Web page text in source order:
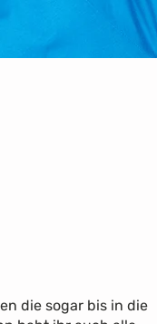
die sogar bis in die